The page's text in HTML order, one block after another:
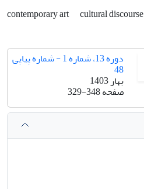
contemporary art cultural discourse
دوره 13، شماره 1 - شماره پیاپی
48
بهار 1403
صفحه329-348